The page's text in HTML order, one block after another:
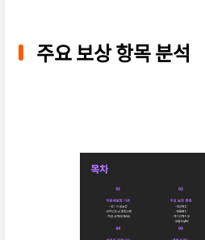
주요 보상 항목 분석